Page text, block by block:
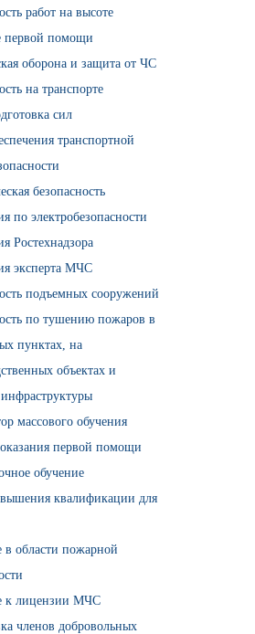
работ на высоте
первой помощи
оборона и защита от ЧС
на транспорте
сил
транспортной
безопасность
по электробезопасности
Ростехнадзора
эксперта МЧС
подъемных сооружений
по тушению пожаров в
пунктах, на
объектах и
массового обучения
первой помощи
обучение
квалификации для
в области пожарной
к лицензии МЧС
членов добровольных